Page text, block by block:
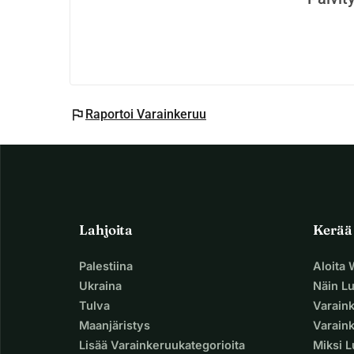
flag Raportoi Varainkeruu
Lahjoita
Palestiina
Ukraina
Tulva
Maanjäristys
Lisää Varainkeruukategorioita
Kerää
Aloita
Näin
Miksi